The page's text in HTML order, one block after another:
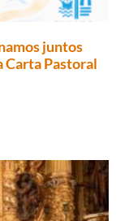
juntos
Carta Pastoral